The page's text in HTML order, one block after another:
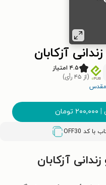
آزکابان
۴.۵ امتیاز
(از ۴۵ رأی)
مقدس
| ۲۰۰,۰۰۰ تومان
OFF30
آزکابان